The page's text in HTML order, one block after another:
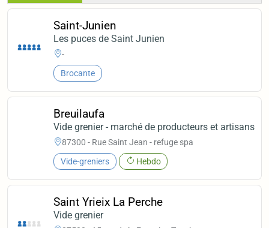
Saint-Junien
Les puces de Saint Junien
-
Brocante
Breuilaufa
Vide grenier - marché de producteurs et artisans
87300 - Rue Saint Jean - refuge spa
Vide-greniers Hebdo
Saint Yrieix La Perche
Vide grenier